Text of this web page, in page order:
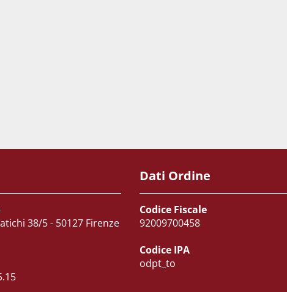
38/5 - 50127 Firenze
Dati Ordine
Codice Fiscale
92009700458
Codice IPA
odpt_to